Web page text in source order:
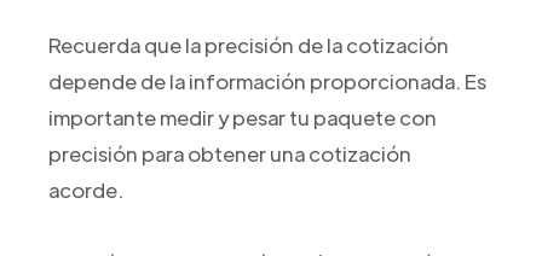
Recuerda que la precisión de la cotización
depende de la información proporcionada. Es
importante medir y pesar tu paquete con
precisión para obtener una cotización
acorde.